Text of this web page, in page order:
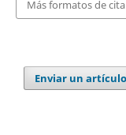
Más formatos de cita
Enviar un artículo